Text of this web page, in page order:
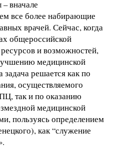
вначале
все более набирающие
врачей. Сейчас, когда
общероссийской
и возможностей,
медицинской
решается как по
осуществляемого
так и по оказанию
медицинской
пользуясь определением
как “служение